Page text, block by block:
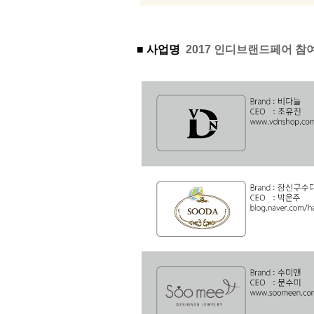
■ 사업명 2017 인디브랜드페어 참